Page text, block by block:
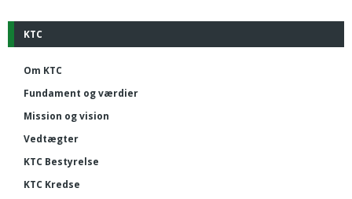
KTC
Om KTC
Fundament og værdier
Mission og vision
Vedtægter
KTC Bestyrelse
KTC Kredse